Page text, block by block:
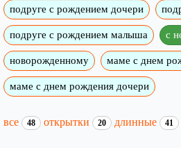
подруге с рождением дочери
подруге с рождением малыша с
новорожденному маме с днем
маме с днем рождения дочери
все 48 открытки 20 длинные 41